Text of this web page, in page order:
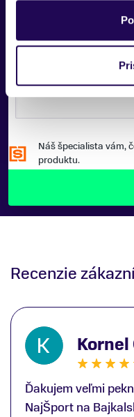
SPRÁVA:
Náš špecialista vám,
produktu.
Recenzie
Ďakujem veľmi
NajŠport na